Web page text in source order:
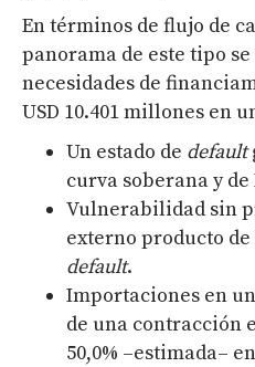
En términos de flujo de
panorama de este tipo
necesidades de
USD 10.401 millones en
Un estado de default
curva soberana y de
Vulnerabilidad sin
externo producto
default.
Importaciones en
de una contracción
50,0% –estimada–